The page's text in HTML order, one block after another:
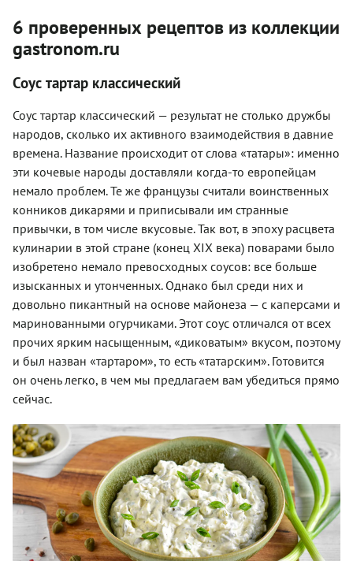
6 проверенных рецептов из коллекции
gastronom.ru
Соус тартар классический
Соус тартар классический — результат не столько дружбы
народов, сколько их активного взаимодействия в давние
времена. Название происходит от слова «татары»: именно
эти кочевые народы доставляли когда-то европейцам
немало проблем. Те же французы считали воинственных
конников дикарями и приписывали им странные
привычки, в том числе вкусовые. Так вот, в эпоху расцвета
кулинарии в этой стране (конец XIX века) поварами было
изобретено немало превосходных соусов: все больше
изысканных и утонченных. Однако был среди них и
довольно пикантный на основе майонеза — с каперсами и
маринованными огурчиками. Этот соус отличался от всех
прочих ярким насыщенным, «диковатым» вкусом, поэтому
и был назван «тартаром», то есть «татарским». Готовится
он очень легко, в чем мы предлагаем вам убедиться прямо
сейчас.